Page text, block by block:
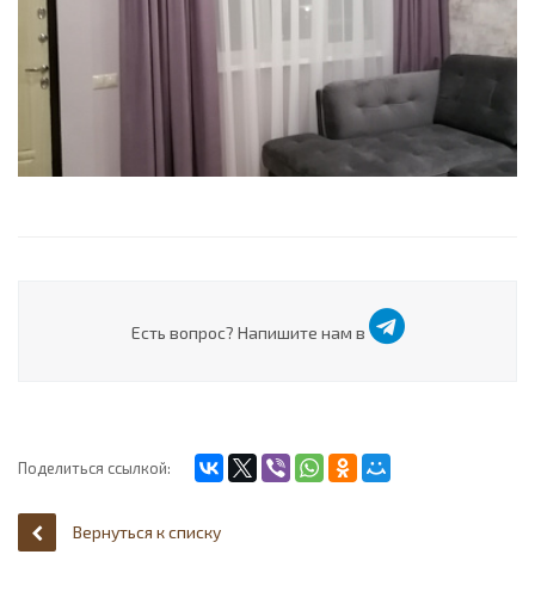
Есть вопрос? Напишите нам в
Поделиться ссылкой:
Вернуться к списку